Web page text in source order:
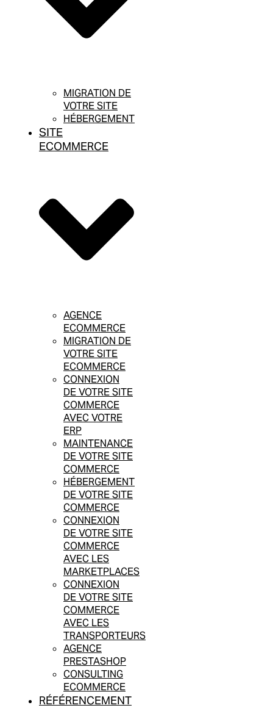
MIGRATION DE
VOTRE SITE
HÉBERGEMENT
SITE
ECOMMERCE
AGENCE
ECOMMERCE
MIGRATION DE
VOTRE SITE
ECOMMERCE
CONNEXION
DE VOTRE SITE
COMMERCE
AVEC VOTRE
ERP
MAINTENANCE
DE VOTRE SITE
COMMERCE
HÉBERGEMENT
DE VOTRE SITE
COMMERCE
CONNEXION
DE VOTRE SITE
COMMERCE
AVEC LES
MARKETPLACES
CONNEXION
DE VOTRE SITE
COMMERCE
AVEC LES
TRANSPORTEURS
AGENCE
PRESTASHOP
CONSULTING
ECOMMERCE
RÉFÉRENCEMENT